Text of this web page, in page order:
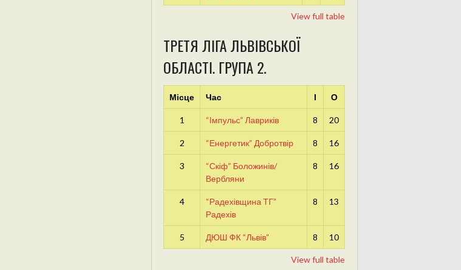
View full table
ТРЕТЯ ЛІГА ЛЬВІВСЬКОЇ
ОБЛАСТІ. ГРУПА 2.
Місце Час І О
1 “Імпульс” Лавриків 8 20
2 “Енергетик” Добротвір 8 16
3
“Скіф” Боложинів/
Вербляни
8 16
4
“Радехівщина ТГ”
Радехів
8 13
5 ДЮШ ФК “Львів” 8 10
View full table